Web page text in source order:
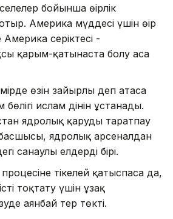
бойынша өңірлік
Америка мүддесі үшін өңір
Америка серіктесі -
қарым-қатынаста болу аса
өзін зайырлы деп атаса
ислам дінін ұстанады.
ядролық қаруды таратпау
ядролық арсеналдан
санаулы елдердің бірі.
тікелей қатыспаса да,
тоқтату үшін ұзақ
аянбай тер төкті.